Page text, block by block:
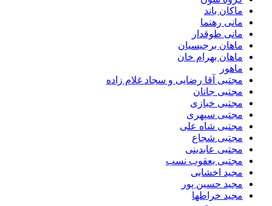
ماکان باند
مانی رهنما
مانی طوقدار
ماهان برجیسیان
ماهان بهرام خان
ماهور
مجتبی آقا رضایی و سجاد غلام زاده
مجتبی جانان
مجتبی خبازی
مجتبی سپهری
مجتبی شاه علی
مجتبی شجاع
مجتبی عابدینی
مجتبی یعقوب نسب
مجید اخشابی
مجید حسین پور
مجید خراطها